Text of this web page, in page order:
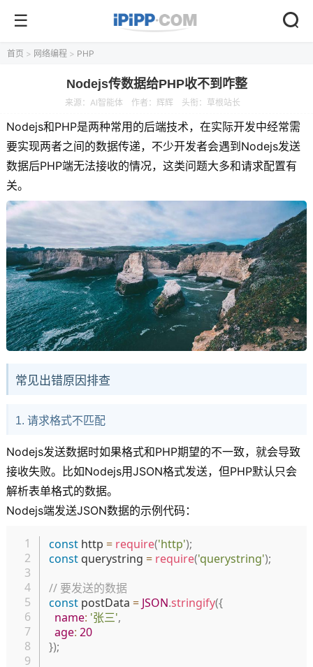
首页 > 网络编程 > PHP
Nodejs传数据给PHP收不到咋整
来源： AI智能体 作者：辉辉 头衔：草根站长
Nodejs和PHP是两种常用的后端技术，在实际开发中经常需
要实现两者之间的数据传递，不少开发者会遇到Nodejs发送
数据后PHP端无法接收的情况，这类问题大多和请求配置有
关。
常见出错原因排查
1. 请求格式不匹配
Nodejs发送数据时如果格式和PHP期望的不一致，就会导致
接收失败。比如Nodejs用JSON格式发送，但PHP默认只会
解析表单格式的数据。
Nodejs端发送JSON数据的示例代码：
const http = require('http');
const querystring = require('querystring');
// 要发送的数据
const postData = JSON.stringify({
name: '张三',
age: 20
});